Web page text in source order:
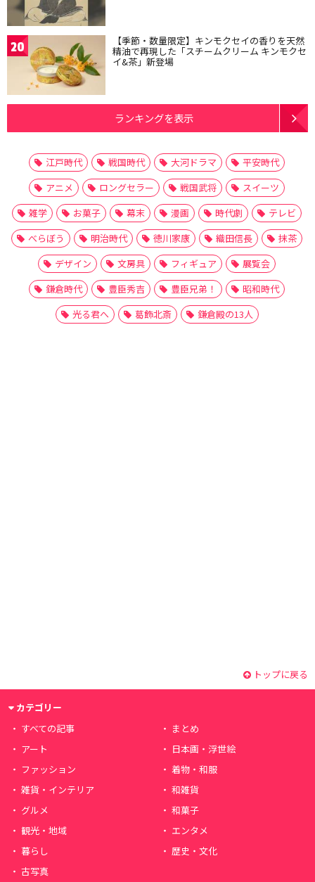
20 【季節・数量限定】キンモクセイの香りを天然
精油で再現した「スチームクリーム キンモクセ
イ&茶」新登場
ランキングを表示
江戸時代 戦国時代 大河ドラマ
平安時代
アニメ
ロングセラー 戦国武将
スイーツ
雑学
お菓子 幕末 漫画 時代劇
テレビ
べらぼう
明治時代 徳川家康 織田信長
抹茶
デザイン
文房具 フィギュア
展覧会
鎌倉時代
豊臣秀吉 豊臣兄弟！
昭和時代
光る君へ
葛飾北斎 鎌倉殿の13人
トップに戻る
カテゴリー
すべての記事
まとめ
アート
日本画・浮世絵
ファッション
着物・和服
雑貨・インテリア
和雑貨
グルメ
和菓子
観光・地域
エンタメ
暮らし
歴史・文化
古写真